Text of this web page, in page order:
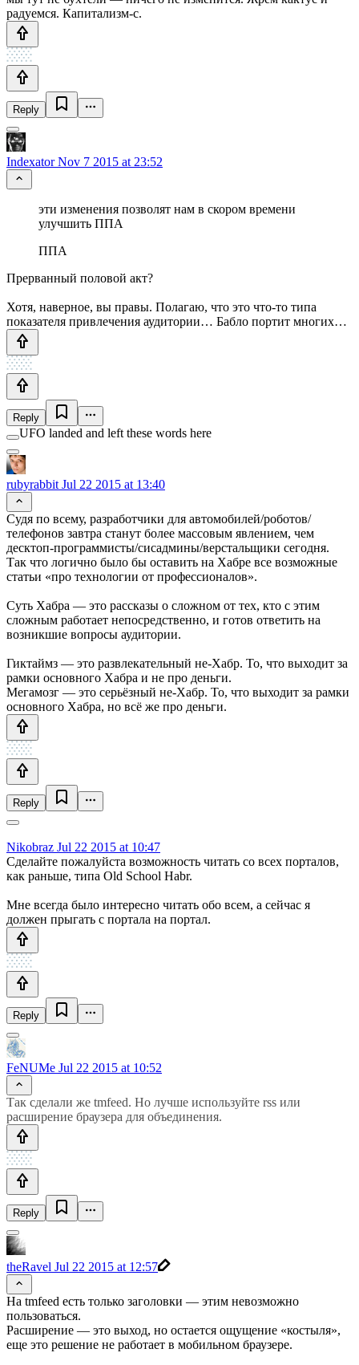
радуемся. Капитализм-с.
Reply
IndexatorNov 7 2015 at 23:52
эти изменения позволят нам в скором времени
улучшить ППА
ППА
Прерванный половой акт?
Хотя, наверное, вы правы. Полагаю, что это что-то типа
показателя привлечения аудитории… Бабло портит многих…
Reply
UFO landed and left these words here
rubyrabbit Jul 22 2015 at 13:40
Судя по всему, разработчики для автомобилей/роботов/
телефонов завтра станут более массовым явлением, чем
десктоп-программисты/сисадмины/верстальщики сегодня.
Так что логично было бы оставить на Хабре все возможные
статьи «про технологии от профессионалов».
Суть Хабра — это рассказы о сложном от тех, кто с этим
сложным работает непосредственно, и готов ответить на
возникшие вопросы аудитории.
Гиктаймз — это развлекательный не-Хабр. То, что выходит за
рамки основного Хабра и не про деньги.
Мегамозг — это серьёзный не-Хабр. То, что выходит за рамки
основного Хабра, но всё же про деньги.
Reply
Nikobraz Jul 22 2015 at 10:47
Сделайте пожалуйста возможность читать со всех порталов,
как раньше, типа Old School Habr.
Мне всегда было интересно читать обо всем, а сейчас я
должен прыгать с портала на портал.
Reply
FeNUMe Jul 22 2015 at 10:52
Так сделали же tmfeed. Но лучше используйте rss или
расширение браузера для объединения.
Reply
theRavel Jul 22 2015 at 12:57
На tmfeed есть только заголовки — этим невозможно
пользоваться.
Расширение — это выход, но остается ощущение «костыля»,
еще это решение не работает в мобильном браузере.